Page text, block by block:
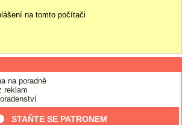
na tomto počítači
na poradně
reklam
STAŇTE SE PATRONEM